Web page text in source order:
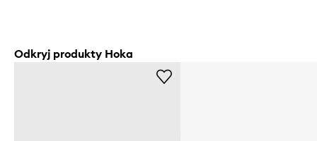
Odkryj produkty Hoka